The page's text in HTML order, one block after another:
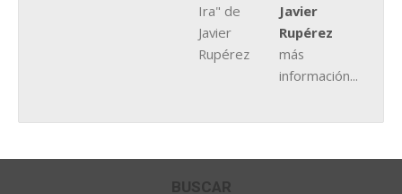
Javier
Rupérez
más
información...
BUSCAR